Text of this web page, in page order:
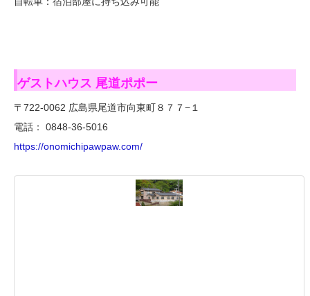
ゲストハウス 尾道ポポー
〒722-0062 広島県尾道市向東町８７７−１
電話： 0848-36-5016
https://onomichipawpaw.com/